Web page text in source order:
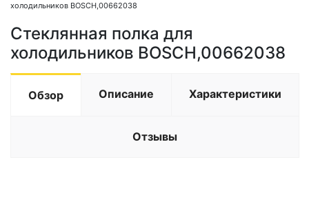
холодильников BOSCH,00662038
Стеклянная полка для
холодильников BOSCH,00662038
Обзор Описание Характеристики
Отзывы